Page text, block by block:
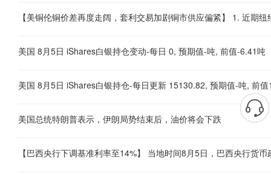
美国 8月5日 iShares白银持仓变动-每日 0, 预期值-吨, 前值-6.41吨
美国 8月5日 iShares白银持仓-每日更新 15130.82, 预期值-吨, 前
美国总统特朗普表示，伊朗局势结束后，油价将会下跌